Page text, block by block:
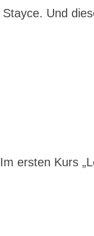
Stayce. Und
Im ersten Kurs